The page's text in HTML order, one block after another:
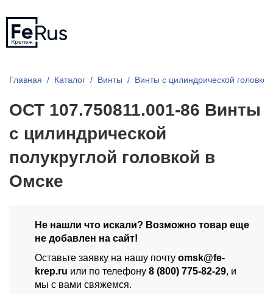
Главная Каталог Винты Винты с цилиндрической головкой
ОСТ 107.750811.001-86 Винты
с цилиндрической
полукруглой головкой в
Омске
Не нашли что искали? Возможно товар еще
не добавлен на сайт!
Оставьте заявку на нашу почту omsk@fe-
krep.ru или по телефону 8 (800) 775-82-29, и
мы с вами свяжемся.